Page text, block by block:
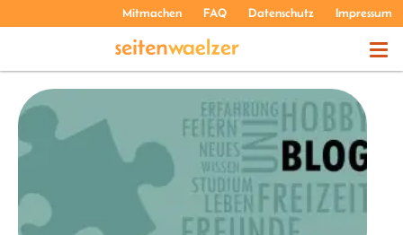
Mitmachen FAQ Datenschutz Impressum
PODCASTS
ÜBER UNS